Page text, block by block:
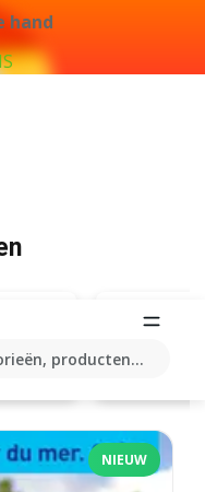
hand
producten...
NIEUW